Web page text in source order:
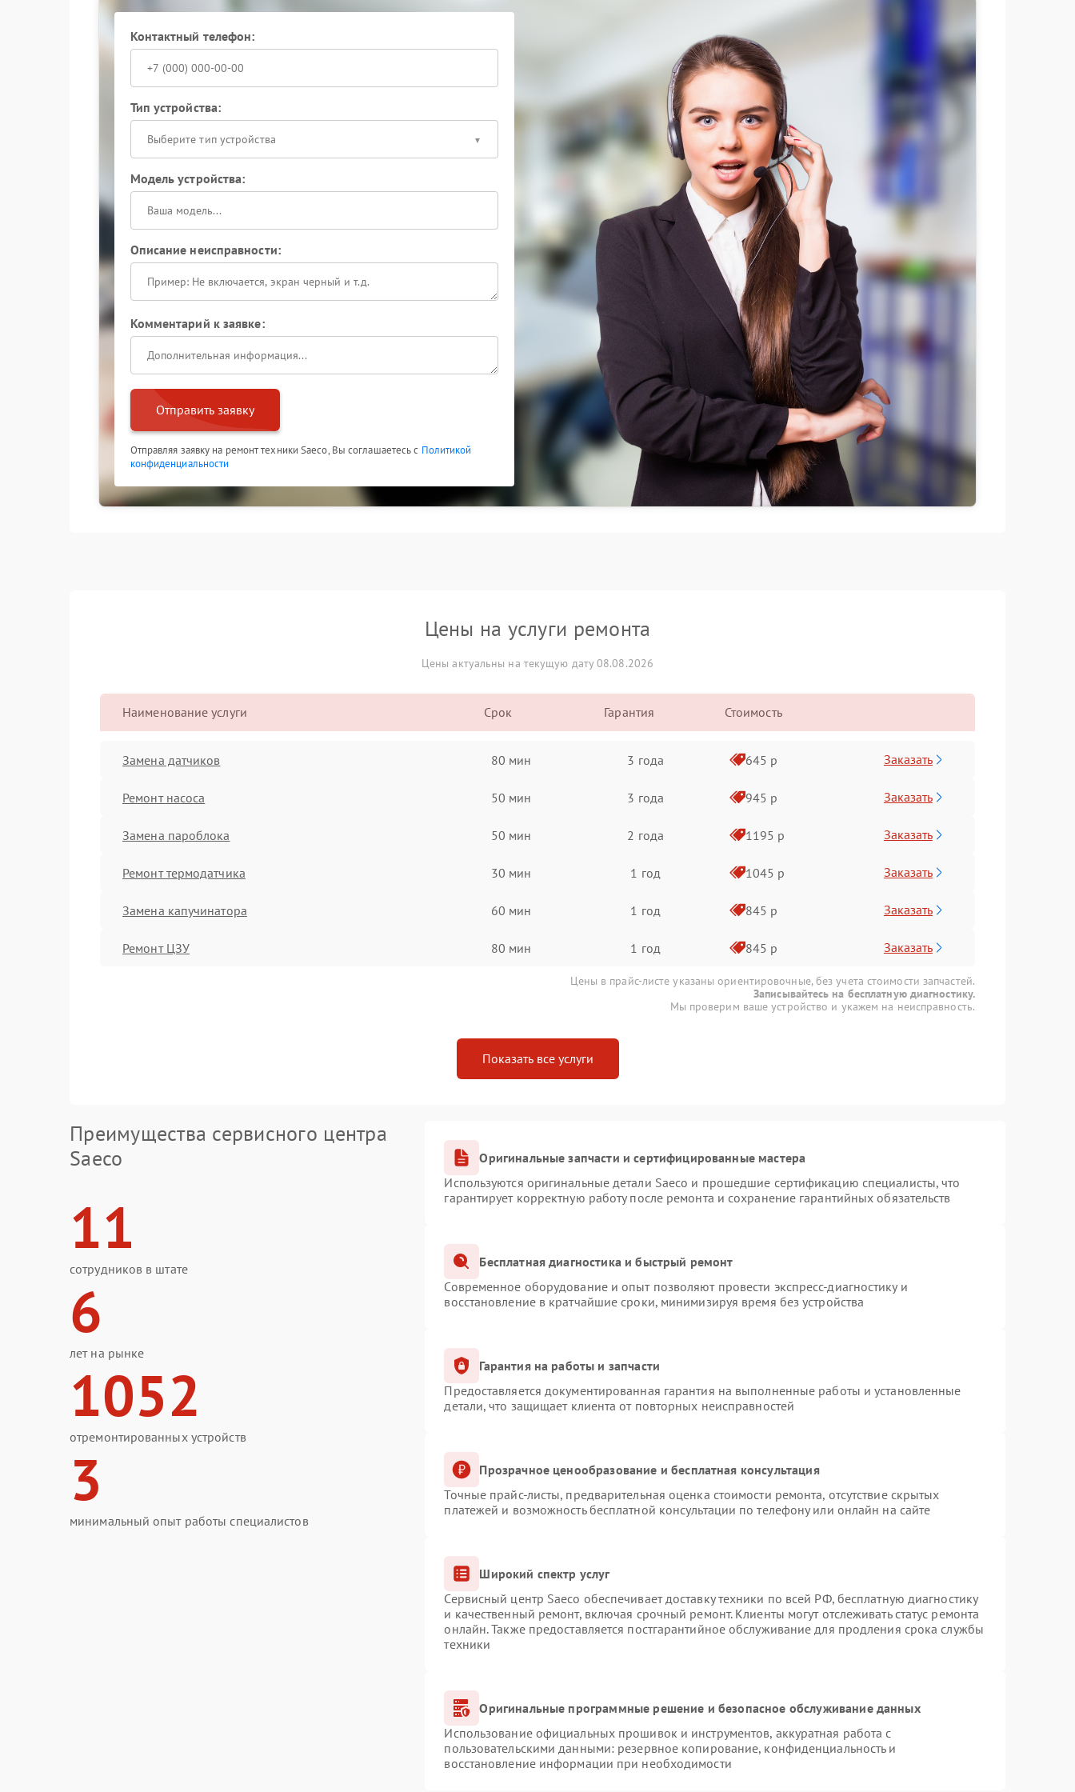
Контактный телефон:
Тип устройства:
Выберите тип устройства
Модель устройства:
Описание неисправности:
Комментарий к заявке:
Отправить заявку
Отправляя заявку на ремонт техники Saeco, Вы соглашаетесь с Политикой
конфиденциальности
Цены на услуги ремонта
Цены актуальны на текущую дату 08.08.2026
Наименование услуги Срок Гарантия Стоимость
Замена датчиков 80 мин 3 года 645 р Заказать
Ремонт насоса 50 мин 3 года 945 р Заказать
Замена пароблока 50 мин 2 года 1195 р Заказать
Ремонт термодатчика 30 мин 1 год 1045 р Заказать
Замена капучинатора 60 мин 1 год 845 р Заказать
Ремонт ЦЗУ 80 мин 1 год 845 р Заказать
Цены в прайс-листе указаны ориентировочные, без учета стоимости запчастей.
Записывайтесь на бесплатную диагностику.
Мы проверим ваше устройство и укажем на неисправность.
Показать все услуги
Преимущества сервисного центра
Saeco
11
сотрудников в штате
6
лет на рынке
1052
отремонтированных устройств
3
минимальный опыт работы специалистов
Оригинальные запчасти и сертифицированные мастера
Используются оригинальные детали Saeco и прошедшие сертификацию специалисты, что
гарантирует корректную работу после ремонта и сохранение гарантийных обязательств
Бесплатная диагностика и быстрый ремонт
Современное оборудование и опыт позволяют провести экспресс-диагностику и
восстановление в кратчайшие сроки, минимизируя время без устройства
Гарантия на работы и запчасти
Предоставляется документированная гарантия на выполненные работы и установленные
детали, что защищает клиента от повторных неисправностей
Прозрачное ценообразование и бесплатная консультация
Точные прайс-листы, предварительная оценка стоимости ремонта, отсутствие скрытых
платежей и возможность бесплатной консультации по телефону или онлайн на сайте
Широкий спектр услуг
Сервисный центр Saeco обеспечивает доставку техники по всей РФ, бесплатную диагностику
и качественный ремонт, включая срочный ремонт. Клиенты могут отслеживать статус ремонта
онлайн. Также предоставляется постгарантийное обслуживание для продления срока службы
техники
Оригинальные программные решение и безопасное обслуживание данных
Использование официальных прошивок и инструментов, аккуратная работа с
пользовательскими данными: резервное копирование, конфиденциальность и
восстановление информации при необходимости